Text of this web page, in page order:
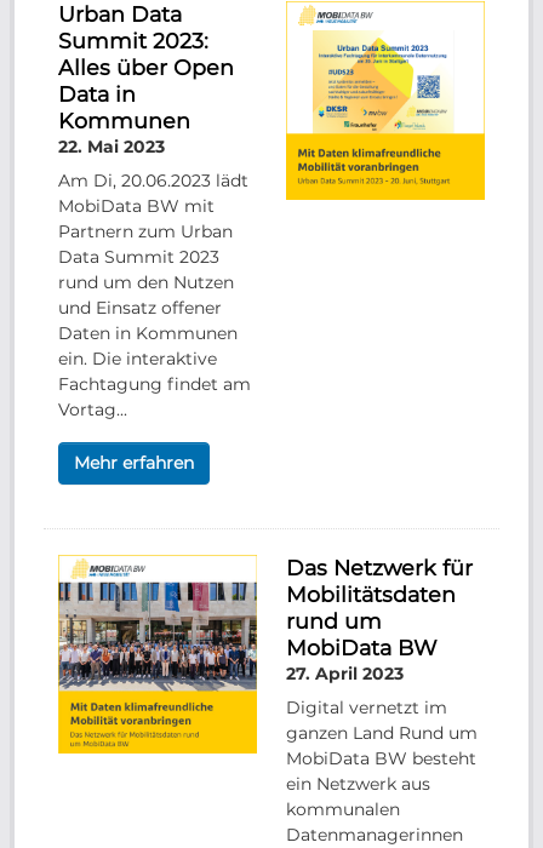
Urban Data
Summit 2023:
Alles über Open
Data in
Kommunen
22. Mai 2023
Am Di, 20.06.2023 lädt
MobiData BW mit
Partnern zum Urban
Data Summit 2023
rund um den Nutzen
und Einsatz offener
Daten in Kommunen
ein. Die interaktive
Fachtagung findet am
Vortag...
Mehr erfahren
Das Netzwerk für
Mobilitätsdaten
rund um
MobiData BW
27. April 2023
Digital vernetzt im
ganzen Land Rund um
MobiData BW besteht
ein Netzwerk aus
kommunalen
Datenmanagerinnen